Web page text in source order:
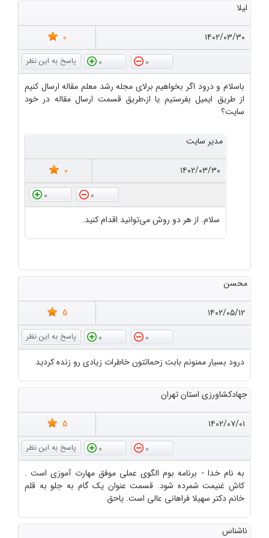
لیلا
۱۴۰۲/۰۳/۳۰
0
0
0
باسلام و درود اگر بخواهیم برلای مجله رشد معلم مقاله ارسال کنیم
از طریق ایمیل بفرستیم یا از،طریق قسمت ارسال مقاله در خود
سایت؟
مدیر سایت
۱۴۰۲/۰۳/۳۰
0
0
0
سلام. از هر دو روش می‌توانید اقدام کنید.
محسن
۱۴۰۲/۰۵/۱۲
5
0
0
درود بسیار ممنونم بابت زحماتتون خاطرات زیادی رو زنده کردید
جهادکشاورزی استان تهران
۱۴۰۲/۰۷/۰۱
5
0
0
به نام خدا - برنامه بوم الگوی عملی موفق مهارت آموزی است .
کاش غنیمت شمرده شود. قسمت عنوان یک گام به جلو به قلم
خانم دکتر سهیلا فراهانی عالی است. یاحق
ناشناس